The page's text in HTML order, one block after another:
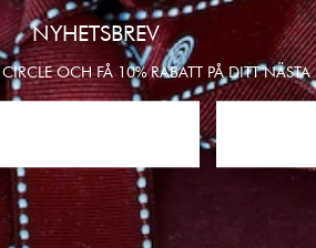
NYHETSBREV
OCH FÅ 10% RABATT PÅ DITT NÄSTA